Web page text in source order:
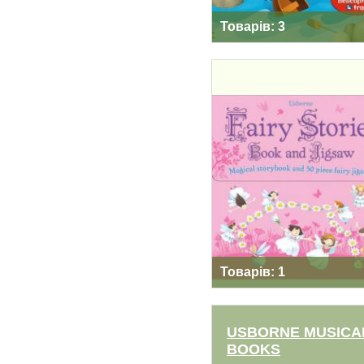
Товарів: 3
Товарів: 1
FAIRY STORIES
COLLECTION
USBORNE
BOOKS